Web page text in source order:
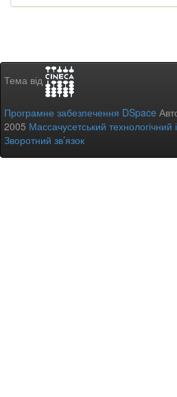
Тема від
Програмне забезпечення DSpace
2005 Массачусетський технологічний
Зворотний зв’язок